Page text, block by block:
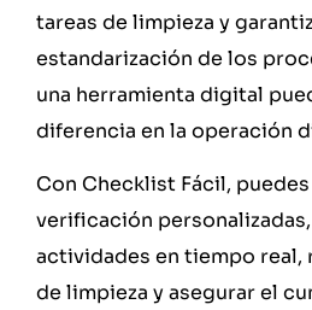
tareas de limpieza y
estandarización de los
una herramienta digital
diferencia en la operación
Con Checklist Fácil,
verificación
actividades en tiempo real,
de limpieza y asegurar el